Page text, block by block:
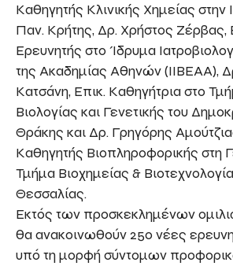
Καθηγητής Κλινικής Χημείας στην
Παν. Κρήτης, Δρ. Χρήστος Ζέρβας,
Ερευνητής στο Ίδρυμα
της Ακαδημίας Αθηνών (IIBEAA),
Κατσάνη, Επικ. Καθηγήτρια στο
Βιολογίας και Γενετικής του
Θράκης και Δρ. Γρηγόρης
Καθηγητής Βιοπληροφορικής στη
Τμήμα Βιοχημείας &
Θεσσαλίας.
Εκτός των προσκεκλημένων
θα ανακοινωθούν 250 νέες
υπό τη μορφή σύντομων